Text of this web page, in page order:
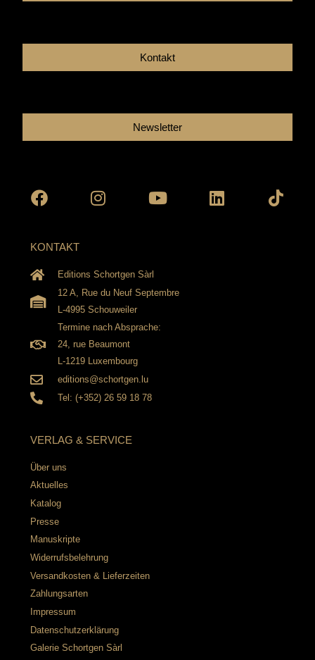
Kontakt
Newsletter
KONTAKT
Editions Schortgen Sàrl
12 A, Rue du Neuf Septembre
L-4995 Schouweiler
Termine nach Absprache:
24, rue Beaumont
L-1219 Luxembourg
editions@schortgen.lu
Tel: (+352) 26 59 18 78
VERLAG & SERVICE
Über uns
Aktuelles
Katalog
Presse
Manuskripte
Widerrufsbelehrung
Versandkosten & Lieferzeiten
Zahlungsarten
Impressum
Datenschutzerklärung
Galerie Schortgen Sàrl